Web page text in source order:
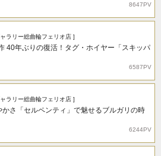
8647PV
ラリー総曲輪フェリオ店 ]
40年ぶりの復活！タグ・ホイヤー「スキッパ
6587PV
ラリー総曲輪フェリオ店 ]
かさ「セルペンティ」で魅せるブルガリの時
6244PV